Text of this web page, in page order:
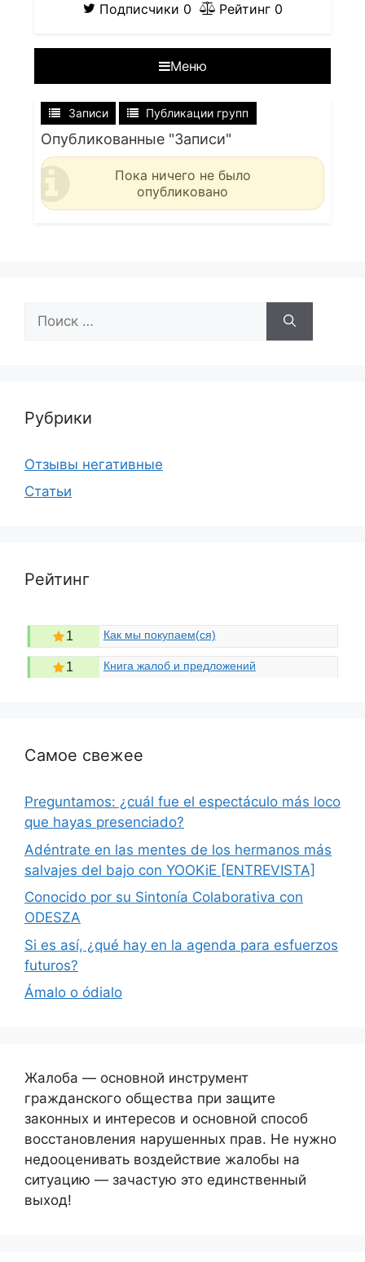
Подписчики 0 Рейтинг 0
Меню
Записи Публикации групп
Опубликованные "Записи"
Пока ничего не было
опубликовано
Рубрики
Отзывы негативные
Статьи
Рейтинг
1 Как мы покупаем(ся)
1 Книга жалоб и предложений
Самое свежее
Preguntamos: ¿cuál fue el espectáculo más loco
que hayas presenciado?
Adéntrate en las mentes de los hermanos más
salvajes del bajo con YOOKiE [ENTREVISTA]
Conocido por su Sintonía Colaborativa con
ODESZA
Si es así, ¿qué hay en la agenda para esfuerzos
futuros?
Ámalo o ódialo
Жалоба — основной инструмент
гражданского общества при защите
законных и интересов и основной способ
восстановления нарушенных прав. Не нужно
недооценивать воздействие жалобы на
ситуацию — зачастую это единственный
выход!